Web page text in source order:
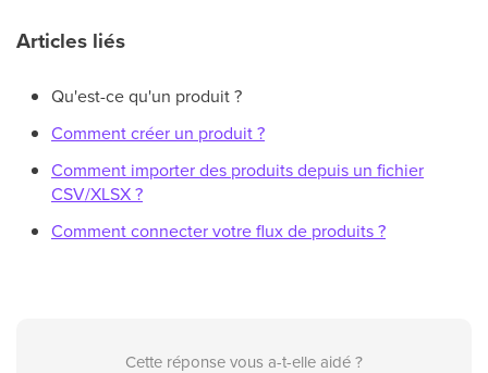
Articles liés
Qu'est-ce qu'un produit ?
Comment créer un produit ?
Comment importer des produits depuis un fichier
CSV/XLSX ?
Comment connecter votre flux de produits ?
Cette réponse vous a-t-elle aidé ?